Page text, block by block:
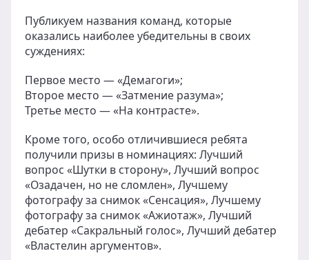
Публикуем названия команд, которые
оказались наиболее убедительны в своих
суждениях:
Первое место — «Демагоги»;
Второе место — «Затмение разума»;
Третье место — «На контрасте».
Кроме того, особо отличившиеся ребята
получили призы в номинациях: Лучший
вопрос «Шутки в сторону», Лучший вопрос
«Озадачен, но не сломлен», Лучшему
фотографу за снимок «Сенсация», Лучшему
фотографу за снимок «Ажиотаж», Лучший
дебатер «Сакральный голос», Лучший дебатер
«Властелин аргументов».